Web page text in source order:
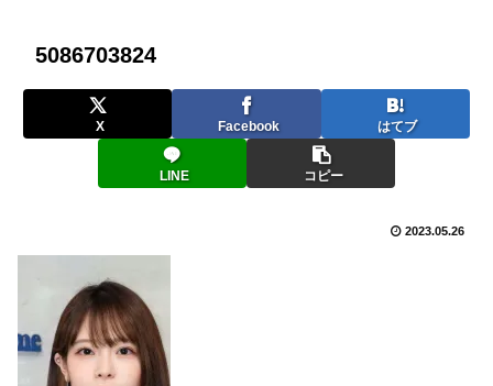
5086703824
X Facebook はてブ
LINE コピー
2023.05.26